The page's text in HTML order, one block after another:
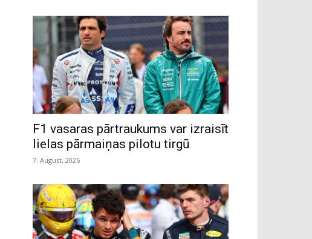
F1 vasaras pārtraukums var izraisīt
lielas pārmaiņas pilotu tirgū
7. August, 2026